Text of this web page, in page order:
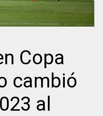
Copa
cambió
al